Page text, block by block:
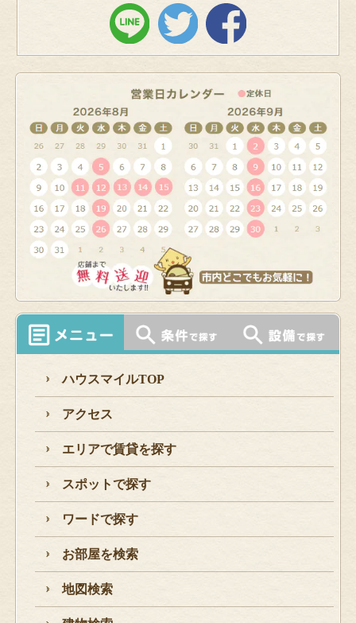
ハウスマイルTOP
アクセス
エリアで賃貸を探す
スポットで探す
ワードで探す
お部屋を検索
地図検索